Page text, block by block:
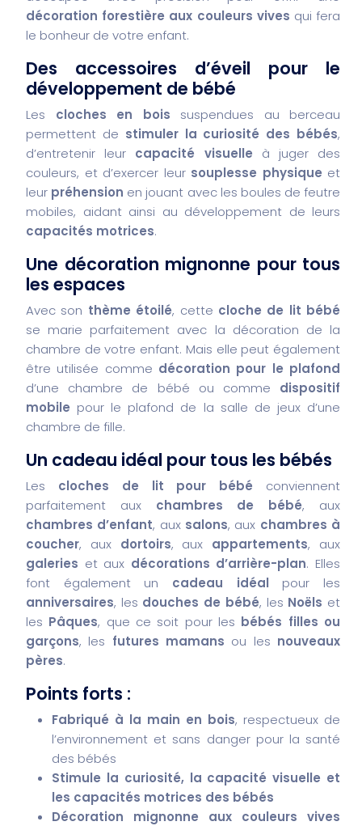
décoration forestière aux couleurs vives qui fera
le bonheur de votre enfant.
Des accessoires d’éveil pour le
développement de bébé
Les cloches en bois suspendues au berceau
permettent de stimuler la curiosité des bébés,
d’entretenir leur capacité visuelle à juger des
couleurs, et d’exercer leur souplesse physique et
leur préhension en jouant avec les boules de feutre
mobiles, aidant ainsi au développement de leurs
capacités motrices.
Une décoration mignonne pour tous
les espaces
Avec son thème étoilé, cette cloche de lit bébé
se marie parfaitement avec la décoration de la
chambre de votre enfant. Mais elle peut également
être utilisée comme décoration pour le plafond
d’une chambre de bébé ou comme dispositif
mobile pour le plafond de la salle de jeux d’une
chambre de fille.
Un cadeau idéal pour tous les bébés
Les cloches de lit pour bébé conviennent
parfaitement aux chambres de bébé, aux
chambres d’enfant, aux salons, aux chambres à
coucher, aux dortoirs, aux appartements, aux
galeries et aux décorations d’arrière-plan. Elles
font également un cadeau idéal pour les
anniversaires, les douches de bébé, les Noëls et
les Pâques, que ce soit pour les bébés filles ou
garçons, les futures mamans ou les nouveaux
pères.
Points forts :
Fabriqué à la main en bois, respectueux de
l’environnement et sans danger pour la santé
des bébés
Stimule la curiosité, la capacité visuelle et
les capacités motrices des bébés
Décoration mignonne aux couleurs vives